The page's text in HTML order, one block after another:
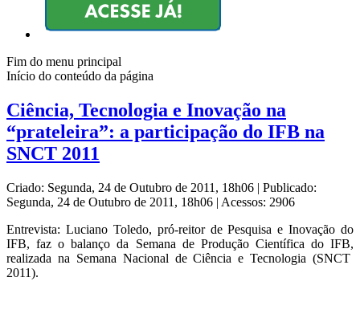
Fim do menu principal
Início do conteúdo da página
Ciência, Tecnologia e Inovação na
“prateleira”: a participação do IFB na
SNCT 2011
Criado: Segunda, 24 de Outubro de 2011, 18h06 | Publicado:
Segunda, 24 de Outubro de 2011, 18h06 | Acessos: 2906
Entrevista: Luciano Toledo, pró-reitor de Pesquisa e Inovação do
IFB, faz o balanço da Semana de Produção Científica do IFB,
realizada na Semana Nacional de Ciência e Tecnologia (SNCT
2011).